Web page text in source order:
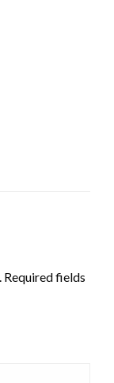
Required fields